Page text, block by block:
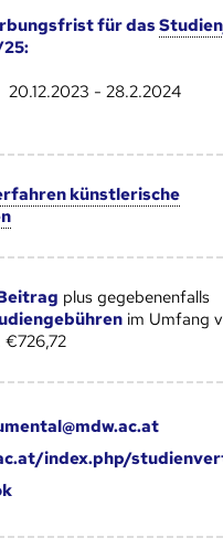
für das
20.12.2023 - 28.2.2024
künstlerische
plus gegebenenfalls
im Umfang
index.php/